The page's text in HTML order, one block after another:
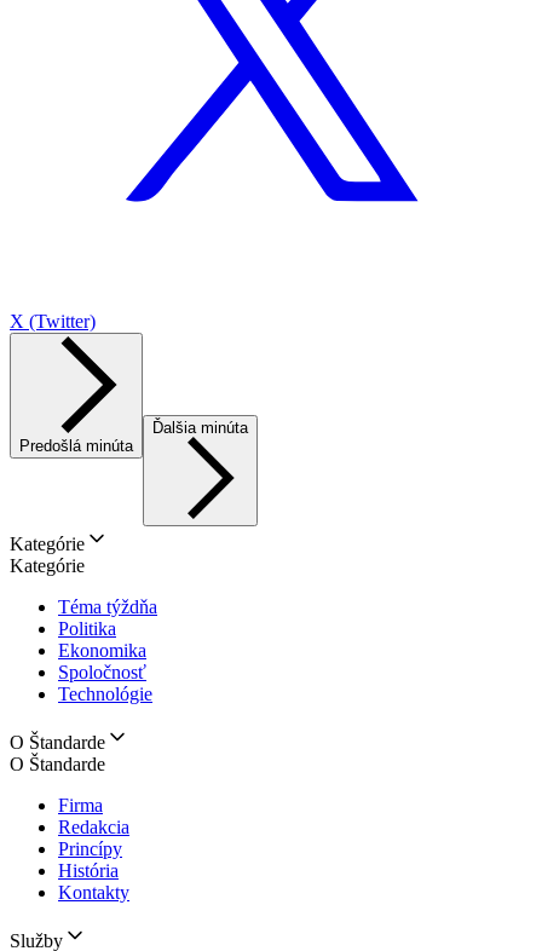
X (Twitter)
Predošlá minúta
Ďalšia minúta
Kategórie
Kategórie
Téma týždňa
Politika
Ekonomika
Spoločnosť
Technológie
O Štandarde
O Štandarde
Firma
Redakcia
Princípy
História
Kontakty
Služby